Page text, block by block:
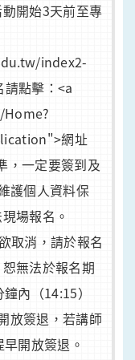
開始3天前至專
index2-
點擊：<a
網址
，一定要簽到及
護個人資料保
場報名。
取消，請於報名
無法於報名期
內（14:15）
放簽退，若講師
開放簽退。